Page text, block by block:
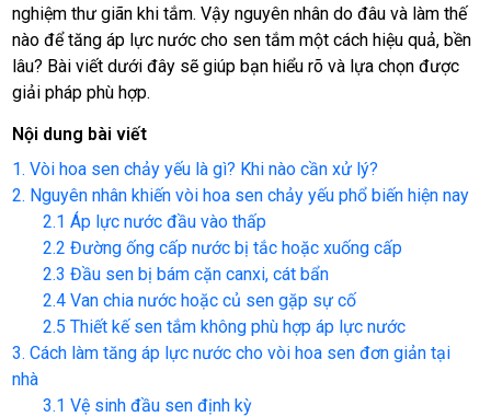
nghiệm thư giãn khi tắm. Vậy nguyên nhân do đâu và làm thế
nào để tăng áp lực nước cho sen tắm một cách hiệu quả, bền
lâu? Bài viết dưới đây sẽ giúp bạn hiểu rõ và lựa chọn được
giải pháp phù hợp.
Nội dung bài viết
1. Vòi hoa sen chảy yếu là gì? Khi nào cần xử lý?
2. Nguyên nhân khiến vòi hoa sen chảy yếu phổ biến hiện nay
2.1 Áp lực nước đầu vào thấp
2.2 Đường ống cấp nước bị tắc hoặc xuống cấp
2.3 Đầu sen bị bám cặn canxi, cát bẩn
2.4 Van chia nước hoặc củ sen gặp sự cố
2.5 Thiết kế sen tắm không phù hợp áp lực nước
3. Cách làm tăng áp lực nước cho vòi hoa sen đơn giản tại
nhà
3.1 Vệ sinh đầu sen định kỳ